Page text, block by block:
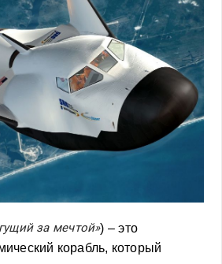
за мечтой») – это
корабль, который